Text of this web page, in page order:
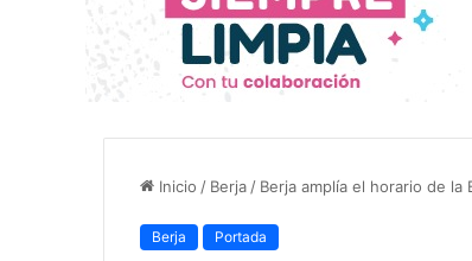
Inicio / Berja / Berja amplía el horario de
Berja Portada